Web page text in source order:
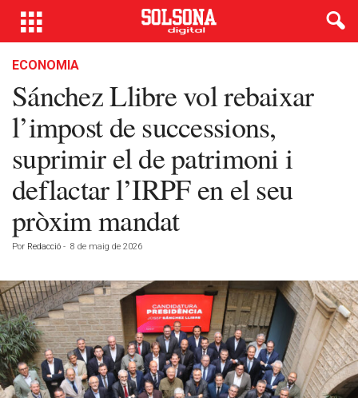
ECONOMIA
Sánchez Llibre vol rebaixar
l’impost de successions,
suprimir el de patrimoni i
deflactar l’IRPF en el seu
pròxim mandat
Por Redacció - 8 de maig de 2026